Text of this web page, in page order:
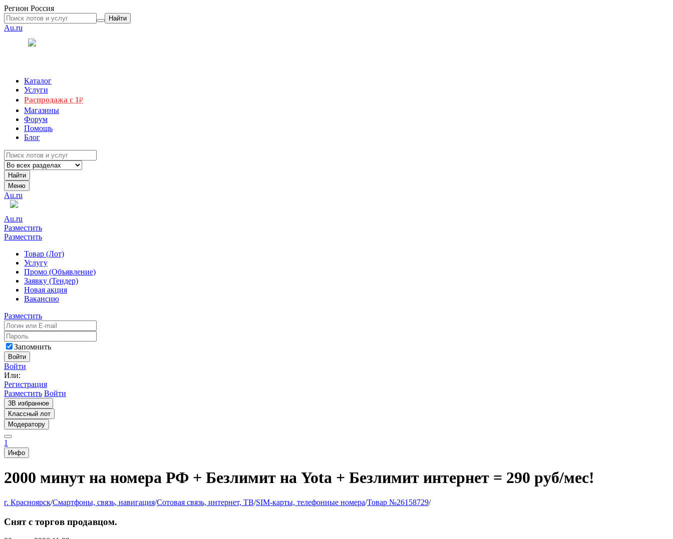
Регион Россия
Найти
Au.ru
Каталог
Услуги
Распродажа с 1₽
Магазины
Форум
Помощь
Блог
Найти
Меню
Au.ru
Au.ru
Разместить
Разместить
Товар (Лот)
Услугу
Промо (Объявление)
Заявку (Тендер)
Новая акция
Вакансию
Разместить
Запомнить
Войти
Войти
Или:
Регистрация
Разместить Войти
3В избранное
Классный лот
Модератору
1
Инфо
2000 минут на номера РФ + Безлимит на Yota + Безлимит интернет = 290 руб/мес!
г. Красноярск/Смартфоны, связь, навигация/Сотовая связь, интернет, ТВ/SIM-карты, телефонные номера/Товар №26158729/
Снят с торгов продавцом.